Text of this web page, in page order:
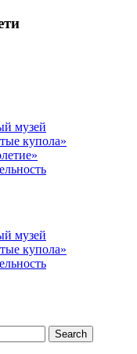
музей
купола»
музeй
купола»